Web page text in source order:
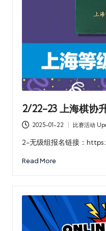
2/22-23 上海棋协
2025-01-22
Posted
in
比赛活动
2-无级组报名链接：
Read More